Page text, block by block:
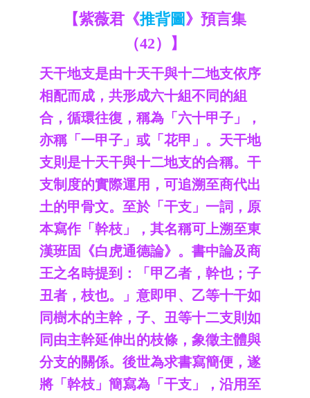
【紫薇君《推背圖》預言集
（42）
】
天干地支是由十天干與十二地支依序
相配而成，共形成六十組不同的組
合，循環往復，稱為「六十甲子」，
亦稱「一甲子」或「花甲」。天干地
支則是十天干與十二地支的合稱。 干
支制度的實際運用，可追溯至商代出
土的甲骨文。至於「干支」一詞，原
本寫作「幹枝」，其名稱可上溯至東
漢班固《白虎通德論》。書中論及商
王之名時提到：「甲乙者，幹也；子
丑者，枝也。」意即甲、乙等十干如
同樹木的主幹，子、丑等十二支則如
同由主幹延伸出的枝條，象徵主體與
分支的關係。後世為求書寫簡便，遂
將「幹枝」簡寫為「干支」，沿用至